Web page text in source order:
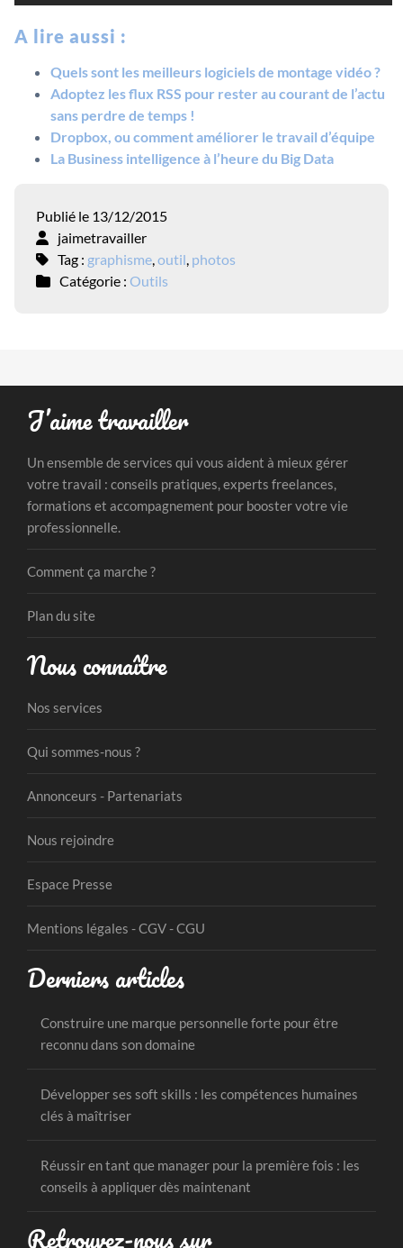
A lire aussi :
Quels sont les meilleurs logiciels de montage vidéo ?
Adoptez les flux RSS pour rester au courant de l’actu
sans perdre de temps !
Dropbox, ou comment améliorer le travail d’équipe
La Business intelligence à l’heure du Big Data
Publié le 13/12/2015
jaimetravailler
Tag : graphisme,outil, photos
Catégorie : Outils
J’aime travailler
Un ensemble de services qui vous aident à mieux gérer
votre travail : conseils pratiques, experts freelances,
formations et accompagnement pour booster votre vie
professionnelle.
Comment ça marche ?
Plan du site
Nous connaître
Nos services
Qui sommes-nous ?
Annonceurs - Partenariats
Nous rejoindre
Espace Presse
Mentions légales - CGV - CGU
Derniers articles
Construire une marque personnelle forte pour être
reconnu dans son domaine
Développer ses soft skills : les compétences humaines
clés à maîtriser
Réussir en tant que manager pour la première fois : les
conseils à appliquer dès maintenant
Retrouvez-nous sur